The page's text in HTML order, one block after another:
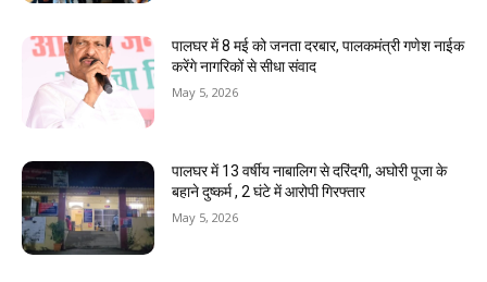
पालघर में 8 मई को जनता दरबार, पालकमंत्री गणेश नाईक
करेंगे नागरिकों से सीधा संवाद
May 5, 2026
पालघर में 13 वर्षीय नाबालिग से दरिंदगी, अघोरी पूजा के
बहाने दुष्कर्म , 2 घंटे में आरोपी गिरफ्तार
May 5, 2026